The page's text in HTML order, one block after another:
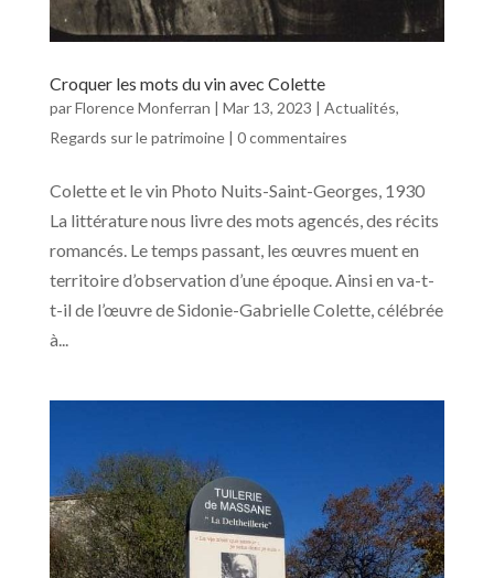
Croquer les mots du vin avec Colette
parFlorence Monferran | Mar 13, 2023 | Actualités,
Regards sur le patrimoine| 0 commentaires
Colette et le vin Photo Nuits-Saint-Georges, 1930
La littérature nous livre des mots agencés, des récits
romancés. Le temps passant, les œuvres muent en
territoire d’observation d’une époque. Ainsi en va-t-
t-il de l’œuvre de Sidonie-Gabrielle Colette, célébrée
à...